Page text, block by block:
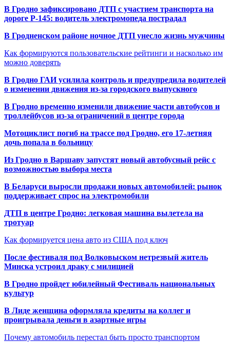
В Гродно зафиксировано ДТП с участием транспорта на
дороге Р-145: водитель электромопеда пострадал
В Гродненском районе ночное ДТП унесло жизнь мужчины
Как формируются пользовательские рейтинги и насколько им
можно доверять
В Гродно ГАИ усилила контроль и предупредила водителей
о изменении движения из-за городского выпускного
В Гродно временно изменили движение части автобусов и
троллейбусов из-за ограничений в центре города
Мотоциклист погиб на трассе под Гродно, его 17-летняя
дочь попала в больницу
Из Гродно в Варшаву запустят новый автобусный рейс с
возможностью выбора места
В Беларуси выросли продажи новых автомобилей: рынок
поддерживает спрос на электромобили
ДТП в центре Гродно: легковая машина вылетела на
тротуар
Как формируется цена авто из США под ключ
После фестиваля под Волковыском нетрезвый житель
Минска устроил драку с милицией
В Гродно пройдет юбилейный Фестиваль национальных
культур
В Лиде женщина оформляла кредиты на коллег и
проигрывала деньги в азартные игры
Почему автомобиль перестал быть просто транспортом